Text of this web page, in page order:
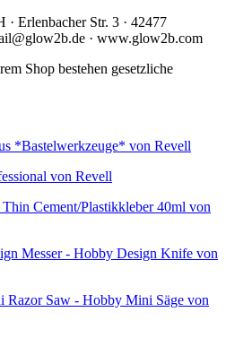
Erlenbacher Str. 3 · 42477
· www.glow2b.com
Shop bestehen gesetzliche
*Bastelwerkzeuge* von Revell
von Revell
Cement/Plastikkleber 40ml von
Messer - Hobby Design Knife von
Razor Saw - Hobby Mini Säge von